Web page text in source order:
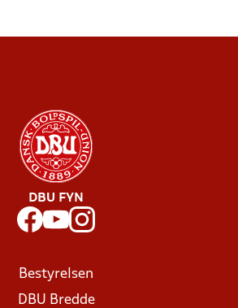
DBU FYN
Bestyrelsen
DBU Bredde